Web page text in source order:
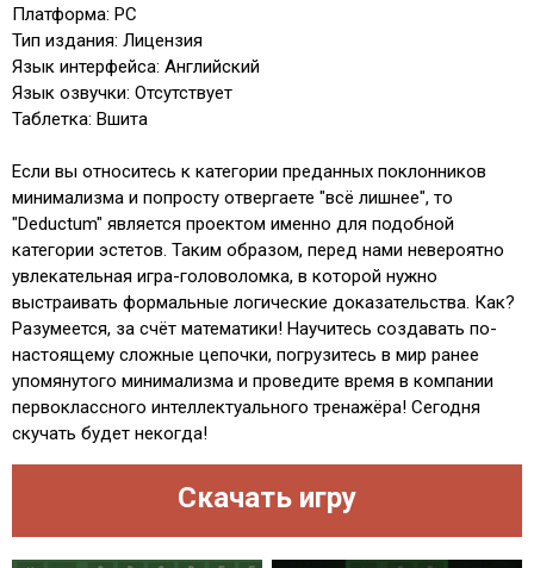
Платформа: PC
Тип издания: Лицензия
Язык интерфейса: Английский
Язык озвучки: Отсутствует
Таблетка: Вшита
Если вы относитесь к категории преданных поклонников
минимализма и попросту отвергаете "всё лишнее", то
"Deductum" является проектом именно для подобной
категории эстетов. Таким образом, перед нами невероятно
увлекательная игра-головоломка, в которой нужно
выстраивать формальные логические доказательства. Как?
Разумеется, за счёт математики! Научитесь создавать по-
настоящему сложные цепочки, погрузитесь в мир ранее
упомянутого минимализма и проведите время в компании
первоклассного интеллектуального тренажёра! Сегодня
скучать будет некогда!
Скачать игру